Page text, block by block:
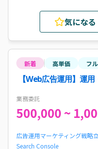
現場のボトルネックを特定し
ュニケーション能力
気になる
新着 高単価 フ
【Web広告運用】運
業務委託
500,000 ~
広告運用マーケティング戦略
Search Console